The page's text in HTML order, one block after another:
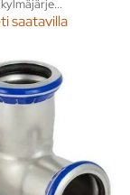
saatavilla